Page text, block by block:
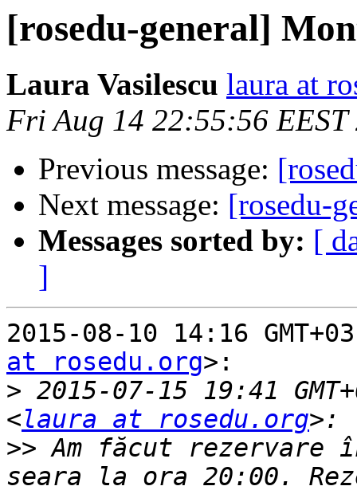
[rosedu-general]
Laura Vasilescu laura at
Fri Aug 14 22:55:56 EEST
Previous message:
Next message: [rosedu-
Messages sorted by: [
]
2015-08-10 14:16
at rosedu.org>:
> 2015-07-15 19:41
<laura at rosedu.org
>> Am făcut rezervare